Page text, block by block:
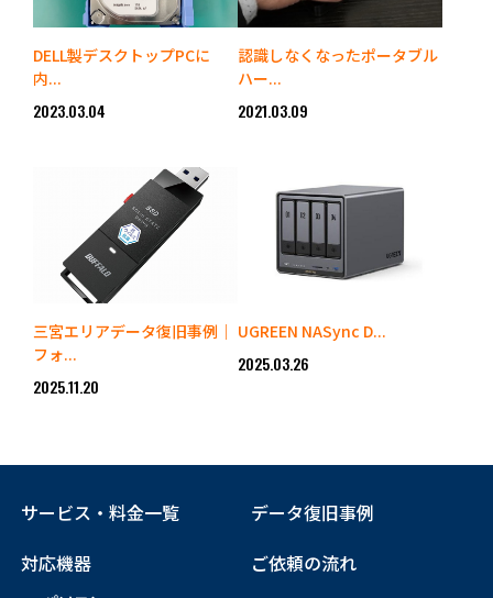
DELL製デスクトップPCに
内...
2023.03.04
認識しなくなったポータブル
ハー...
2021.03.09
三宮エリアデータ復旧事例｜
フォ...
2025.11.20
UGREEN NASync D...
2025.03.26
サービス・料金一覧
対応機器
データ復旧事例
ご依頼の流れ